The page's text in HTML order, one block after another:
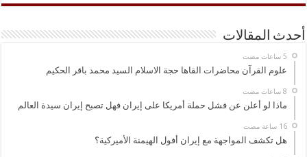
أحدث المقالات
علوم القرآن محاضرات القاها حجة الاسلام السيد محمد باقر الحكيم
ماذا لو أعلن عن فشل حملة أمريكا على إيران فهل تصبح إيران سيدة العالم
‏16 ساعة مضت
هل تكشف المواجهة مع إيران أفول الهيمنة الأميركية؟